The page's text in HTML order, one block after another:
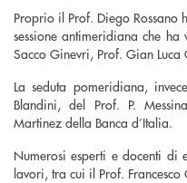
Proprio il Prof. Diego
sessione antimeridiana che
Sacco Ginevri, Prof. Gian
La seduta pomeridiana,
Blandini, del Prof. P.
Martinez della Banca d’Italia.
Numerosi esperti e docenti di
lavori, tra cui il Prof.